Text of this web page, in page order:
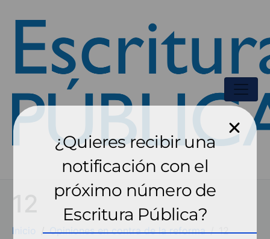
Inicio Opiniones en contra de la reforma 12
¿Quieres recibir una
notificación con el
próximo número de
Escritura Pública?